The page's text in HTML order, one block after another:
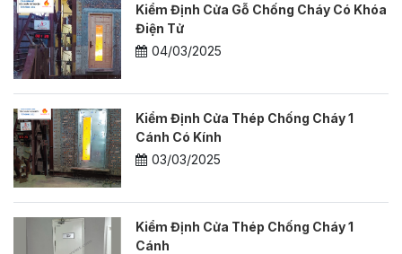
Kiểm Định Cửa Gỗ Chống Cháy Có Khóa
Điện Tử
04/03/2025
Kiểm Định Cửa Thép Chống Cháy 1
Cánh Có Kính
03/03/2025
Kiểm Định Cửa Thép Chống Cháy 1
Cánh